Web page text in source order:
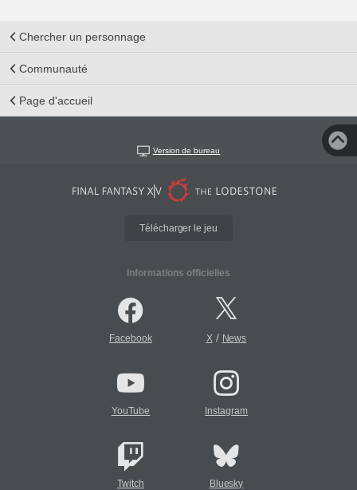
Chercher un personnage
Communauté
Page d'accueil
Version de bureau
Télécharger le jeu
Informations officielles
Facebook X/ News
YouTube Instagram
Twitch Bluesky